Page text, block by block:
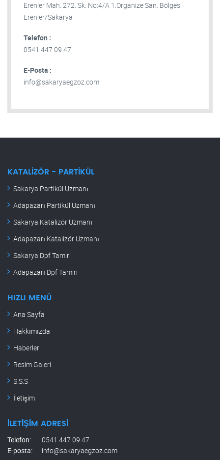
Erenler Mah. 272. Sk. No:4/A 1.Organize San. Bölgesi
Erenler/Sakarya
Telefon :
0541 447 09 47
E-Posta :
info@sakaryaegzoz.com
KATALIZÖR - PARTIKÜL
Sakarya Partikül Uzmanı
Adapazarı Partikül Uzmanı
Sakarya Katalizör Uzmanı
Adapazarı Katalizör Uzmanı
Sakarya Dpf Tamiri
Adapazarı Dpf Tamiri
HIZLI MENÜ
Ana Sayfa
Hakkımızda
Haberler
Resim Galeri
S.S.S
İletişim
İLETIŞIM ADRESI
Telefon:
0541 447 09 47
E-posta:
info@sakaryaegzoz.com